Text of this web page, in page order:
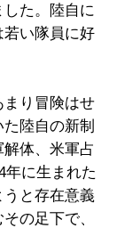
た。陸自に
若い隊員に好
り冒険はせ
陸自の新制
体、米軍占
年に生まれた
と存在意義
の足下で、